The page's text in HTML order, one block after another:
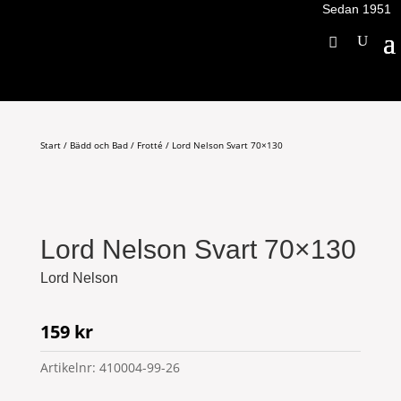
Sedan 1951
Start/ Bädd och Bad/ Frotté / Lord Nelson Svart 70×130
Lord Nelson Svart 70×130
Lord Nelson
159 kr
Artikelnr: 410004-99-26